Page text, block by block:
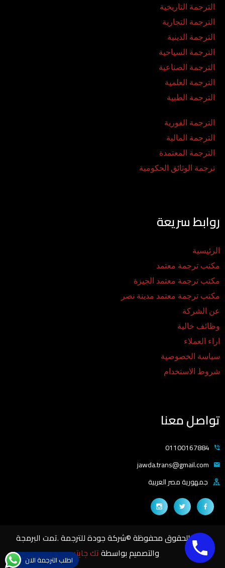
الترجمة التاريخية
الترجمة التجارية
الترجمة الدينية
الترجمة السياحية
الترجمة الصناعية
الترجمة العلمية
الترجمة الطبية
الترجمة الفورية
الترجمة المالية
الترجمة المعتمدة
ترجمة الوثائق الحكومية
روابط سريعة
الرئيسية
مكتب ترجمة معتمد
مكتب ترجمة معتمد الجيزة
مكتب ترجمة معتمد مدينة نصر
عن الشركة
وظائف خالية
اراء العملاء
سياسة الخصوصية
شروط الاستخدام
تواصل معنا
01100167884
jawda.trans@gmail.com
جمهورية مصر العربية
جميع الحقوق محفوظة ©شركة جودة للترجمة .تمت البرمجة
والتصميم بواسطةتك جايتساطلب الترجمة الان